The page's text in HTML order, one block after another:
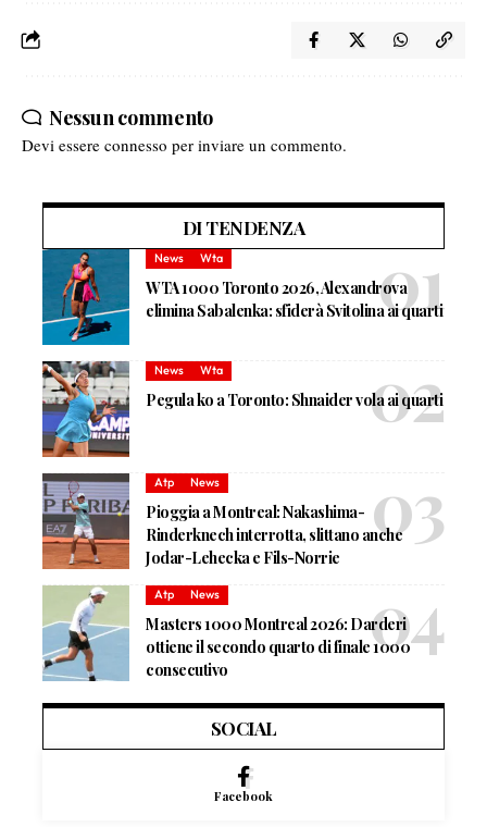
Nessun commento
Devi essere connesso per inviare un commento.
DI TENDENZA
News Wta
WTA 1000 Toronto 2026, Alexandrova
elimina Sabalenka: sfiderà Svitolina ai quarti
News Wta
Pegula ko a Toronto: Shnaider vola ai quarti
Atp News
Pioggia a Montreal: Nakashima-
Rinderknech interrotta, slittano anche
Jodar-Lehecka e Fils-Norrie
Atp News
Masters 1000 Montreal 2026: Darderi
ottiene il secondo quarto di finale 1000
consecutivo
SOCIAL
Facebook